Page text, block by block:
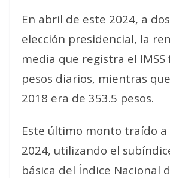
En abril de este 2024, a
elección presidencial, la
media que registra el IMSS
pesos diarios, mientras
2018 era de 353.5 pesos.
Este último monto traído a
2024, utilizando el
básica del Índice Nacional